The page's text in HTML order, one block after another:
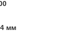
мм